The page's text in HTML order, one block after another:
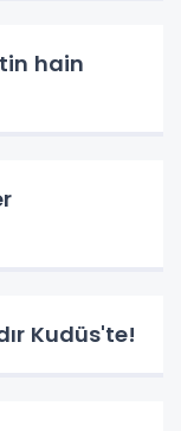
hain
Kudüs'te!